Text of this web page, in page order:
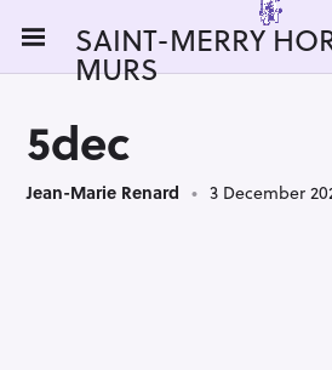
i
SAINT-MERRY
MURS
5dec
Jean-Marie Renard 3 December